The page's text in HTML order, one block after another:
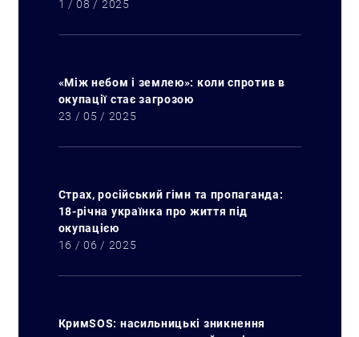
Искать:
1 / 08 / 2025
«Між небом і землею»: коли спротив в
окупації стає загрозою
23 / 05 / 2025
Страх, російський гімн та пропаганда:
18-річна українка про життя під
окупацією
16 / 06 / 2025
КримSOS: насильницькі зникнення